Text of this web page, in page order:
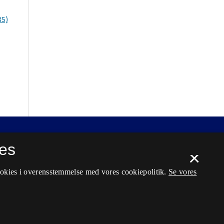
×
i overensstemmelse med vores cookiepolitik. Se vores